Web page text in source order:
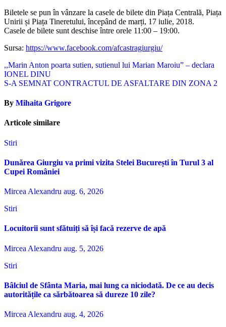
Biletele se pun în vânzare la casele de bilete din Piața Centrală, Piața
Unirii și Piața Tineretului, începând de marți, 17 iulie, 2018.
Casele de bilete sunt deschise între orele 11:00 – 19:00.
Sursa: https://www.facebook.com/afcastragiurgiu/
Navigare
în
,,Marin Anton poarta sutien, sutienul lui Marian Maroiu” – declara
IONEL DINU
S-A SEMNAT CONTRACTUL DE ASFALTARE DIN ZONA 2
By Mihaita Grigore
Articole similare
Stiri
Dunărea Giurgiu va primi vizita Stelei București în Turul 3 al
Cupei României
Mircea Alexandru aug. 6, 2026
Stiri
Locuitorii sunt sfătuiți să își facă rezerve de apă
Mircea Alexandru aug. 5, 2026
Stiri
Bâlciul de Sfânta Maria, mai lung ca niciodată. De ce au decis
autoritățile ca sărbătoarea să dureze 10 zile?
Mircea Alexandru aug. 4, 2026